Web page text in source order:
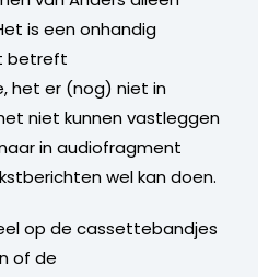
is een onhandig
betreft
het er (nog) niet in
niet kunnen vastleggen
in audiofragment
wel kan doen.
op de cassettebandjes
of de